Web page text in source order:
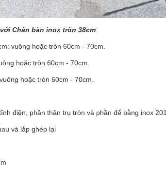
Chân bàn inox tròn 38cm:
vuông hoặc tròn 60cm - 70cm.
hoặc tròn 60cm - 70cm.
hoặc tròn 60cm - 70cm.
điện; phần thân trụ tròn và phần đế bằng inox 201.
và lắp ghép lại